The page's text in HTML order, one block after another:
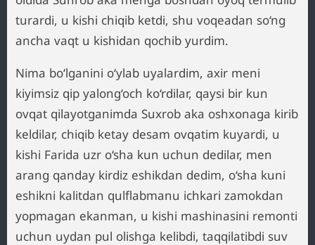
turardi, u kishi chiqib ketdi, shu voqeadan so‘ng
ancha vaqt u kishidan qochib yurdim.
Nima bo‘lganini o‘ylab uyalardim, axir meni
kiyimsiz qip yalong‘och ko‘rdilar, qaysi bir kun
ovqat qilayotganimda Suxrob aka oshxonaga kirib
keldilar, chiqib ketay desam ovqatim kuyardi, u
kishi Farida uzr o‘sha kun uchun dedilar, men
arang qanday kirdiz eshikdan dedim, o‘sha kuni
eshikni kalitdan qulflabmanu ichkari zamokdan
yopmagan ekanman, u kishi mashinasini remonti
uchun uydan pul olishga kelibdi, taqqilatibdi suv